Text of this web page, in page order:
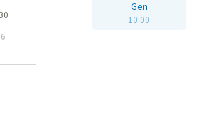
6
Gen
10:00